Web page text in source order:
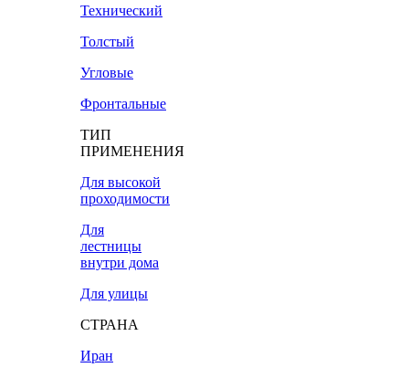
Технический
Толстый
Угловые
Фронтальные
ТИП
ПРИМЕНЕНИЯ
Для высокой
проходимости
Для
лестницы
внутри дома
Для улицы
СТРАНА
Иран